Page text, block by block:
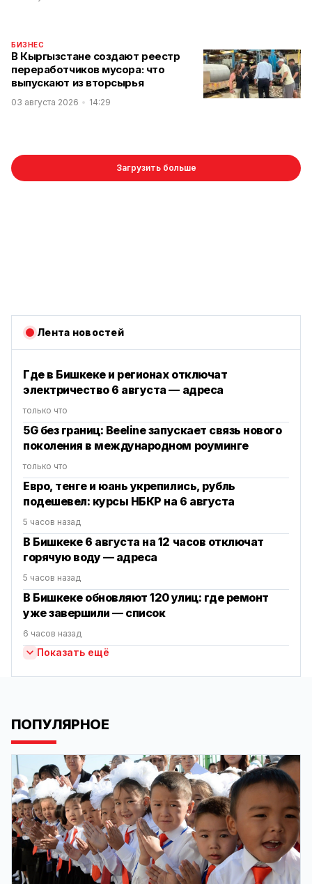
БИЗНЕС
В Кыргызстане создают реестр
переработчиков мусора: что
выпускают из вторсырья
03 августа 2026 14:29
Загрузить больше
Лента новостей
Где в Бишкеке и регионах отключат
электричество 6 августа — адреса
только что
5G без границ: Beeline запускает связь нового
поколения в международном роуминге
только что
Евро, тенге и юань укрепились, рубль
подешевел: курсы НБКР на 6 августа
5 часов назад
В Бишкеке 6 августа на 12 часов отключат
горячую воду — адреса
5 часов назад
В Бишкеке обновляют 120 улиц: где ремонт
уже завершили — список
6 часов назад
Показать ещё
ПОПУЛЯРНОЕ